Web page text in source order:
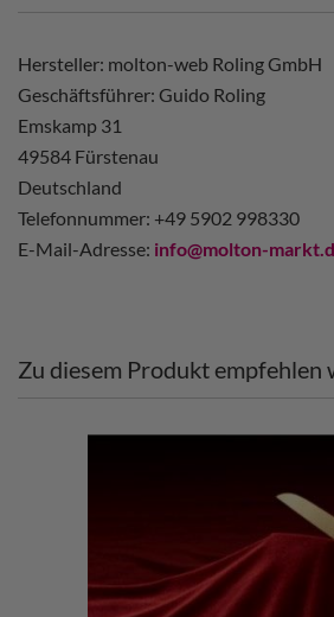
Hersteller: molton-web Roling GmbH
Geschäftsführer: Guido Roling
Emskamp 31
49584 Fürstenau
Deutschland
Telefonnummer: +49 5902 998330
E-Mail-Adresse: info@molton-
Zu diesem Produkt empfehlen